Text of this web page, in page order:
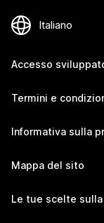
Accesso
Termini e
Informativa sulla
Mappa del sito
Le tue scelte